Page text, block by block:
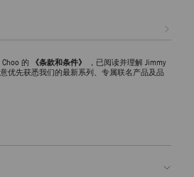
的 《条款和条件》
，已阅读并理解 Jimmy
优先获悉我们的最新系列、专属联名产品及品